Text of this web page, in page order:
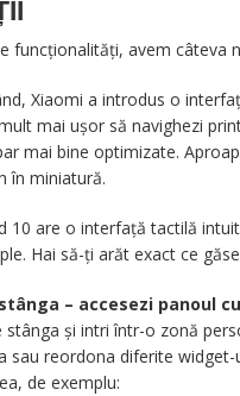
funcționalități, avem câteva
Xiaomi a introdus o
mai ușor să navighezi
mai bine optimizate.
în miniatură.
10 are o interfață tactilă
Hai să-ți arăt exact ce
– accesezi panoul
stânga și intri într-o zonă
sau reordona diferite widget-
de exemplu: